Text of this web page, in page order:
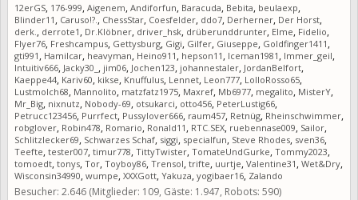
12erGS, 176-999, Aigenem, Andiforfun, Baracuda, Bebita, beulaexp,
Blinder11 , Caruso!?., ChessStar, Coesfelder, ddo7, Derherner, Der Horst,
derk., derrote1 , Dr.Klöbner, driver_hsk, drüberunddrunter, Elme, Fidelio,
Flyer76, Freshcampus, Gettysburg, Gigi, Gilfer, Giuseppe, Goldfinger1411 ,
gti991 , Hamilcar, heavyman, Heino911 , hepson11 , Iceman1981 , Immer_geil,
Intuitiv666, Jacky30_ , jim06, Jochen123, johannestaler, JordanBelfort,
Kaeppe44, Kariv60, kikse, Knuffulus, Lennet, Leon777, LolloRosso65,
Lustmolch68, Mannolito, matzfatz1975, Maxref, Mb6977, megalito, MisterY,
Mr_Big, nixnutz, Nobody-69, otsukarci, otto456, PeterLustig66,
Petrucc123456, Purrfect, Pussylover666, raum457, Retnüg, Rheinschwimmer,
robglover, Robin478, Romario, Ronald11 , RTC.SEX, ruebennase009, Sailor,
Schlitzlecker69, Schwarzes Schaf, siggi, specialfun, Steve Rhodes, sven36,
Teefte, tester007, timur778, TittyTwister, TomateUndGurke, Tommy2023,
tomoedt, tonys, Tor, Toyboy86, Trensol, trifte, uurtje, Valentine31 , Wet&Dry,
Wisconsin34990, wumpe, XXXGott, Yakuza, yogibaer16, Zalando
Besucher: 2.646 (Mitglieder: 109, Gäste: 1.947, Robots: 590)